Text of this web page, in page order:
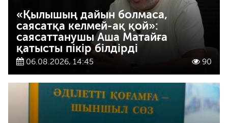
«Қылышың дайын болмаса,
саясатқа келмей-ақ қой»:
саясаттанушы Аша Матайға
қатысты пікір білдірді
06.08.2026, 14:45 90